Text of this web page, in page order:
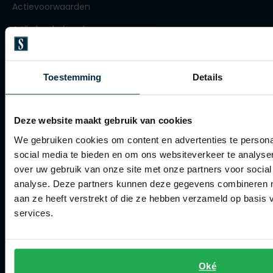
Toestemming Details
Deze website maakt gebruik van cookies
We gebruiken cookies om content en advertenties te
social media te bieden en om ons websiteverkeer te
over uw gebruik van onze site met onze partners voor
analyse. Deze partners kunnen deze gegevens combineren
aan ze heeft verstrekt of die ze hebben verzameld op basis
services.
Oké
Olymp
Portofino
Profuomo
R2
Rehab
Replay
Actievoorwaarden
Artikelonderhoud
Winkel
Contact winkel
Contact webshop
Spierings Herenmode
Over Spierings
Collecties herenkleding